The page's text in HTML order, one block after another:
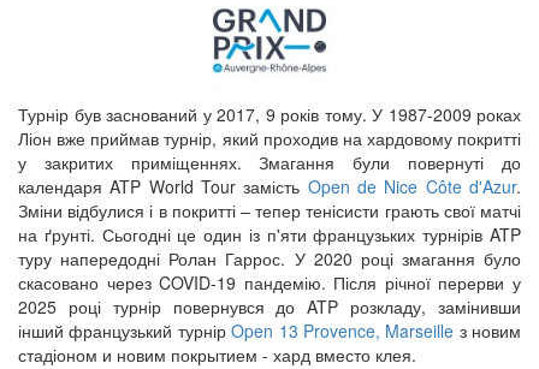
Турнір був заснований у 2017, 9 років тому. У 1987-2009 роках
Ліон вже приймав турнір, який проходив на хардовому покритті
у закритих приміщеннях. Змагання були повернуті до
календаря ATP World Tour замість Open de Nice Côte d'Azur.
Зміни відбулися і в покритті – тепер тенісисти грають свої матчі
на ґрунті. Сьогодні це один із п'яти французьких турнірів ATP
туру напередодні Ролан Гаррос. У 2020 році змагання було
скасовано через COVID-19 пандемію. Після річної перерви у
2025 році турнір повернувся до ATP розкладу, замінивши
інший французький турнірOpen 13 Provence, Marseille з новим
стадіоном и новим покрытием - хард вместо клея.